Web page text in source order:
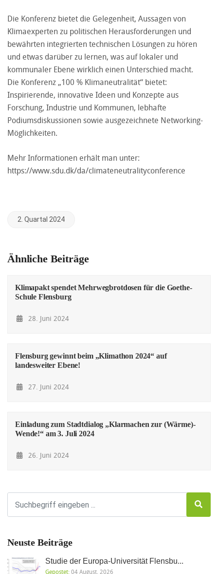
Die Konferenz bietet die Gelegenheit, Aussagen von
Klimaexperten zu politischen Herausforderungen und
bewährten integrierten technischen Lösungen zu hören
und etwas darüber zu lernen, was auf lokaler und
kommunaler Ebene wirklich einen Unterschied macht.
Die Konferenz „100 % Klimaneutralität“ bietet:
Inspirierende, innovative Ideen und Konzepte aus
Forschung, Industrie und Kommunen, lebhafte
Podiumsdiskussionen sowie ausgezeichnete Networking-
Möglichkeiten.
Mehr Informationen erhält man unter:
https://www.sdu.dk/da/climateneutralityconference
2. Quartal 2024
Ähnliche Beiträge
Klimapakt spendet Mehrwegbrotdosen für die Goethe-
Schule Flensburg
28. Juni 2024
Flensburg gewinnt beim „Klimathon 2024“ auf
landesweiter Ebene!
27. Juni 2024
Einladung zum Stadtdialog „Klarmachen zur (Wärme)-
Wende!“ am 3. Juli 2024
26. Juni 2024
Neuste Beiträge
Studie der Europa-Universität Flensbu...
Gepostet:04 August, 2026